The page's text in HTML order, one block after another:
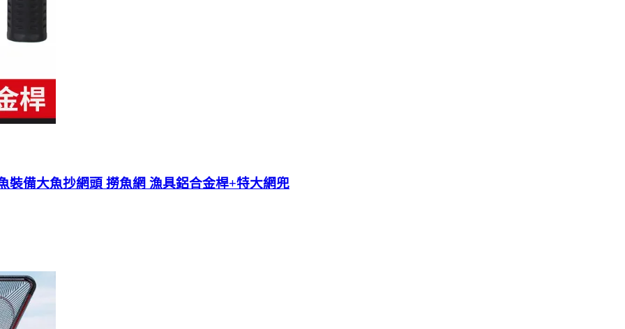
裝備大魚抄網頭 撈魚網 漁具鋁合金桿+特大網兜